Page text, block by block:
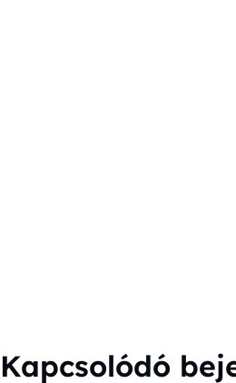
Kapcsolódó